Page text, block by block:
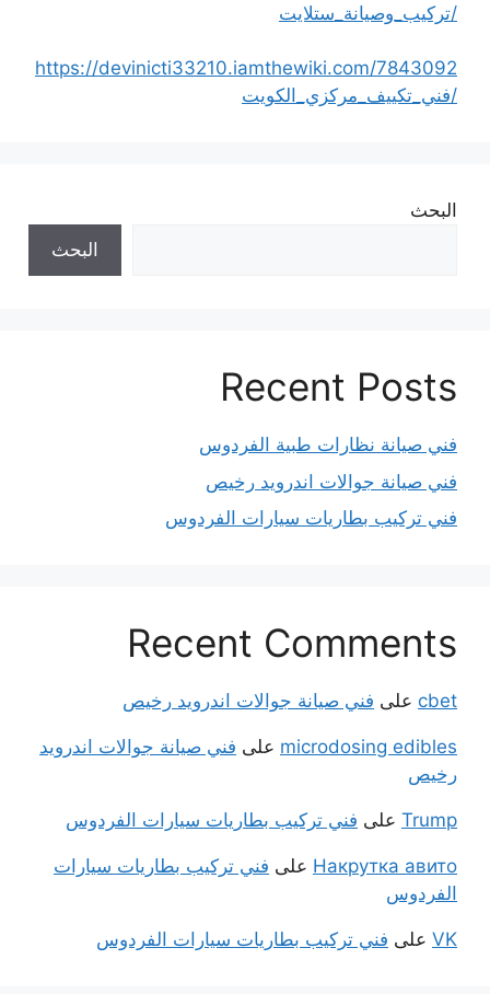
/تركيب_وصيانة_ستلايت
https://devinicti33210.iamthewiki.com/7843092
/فني_تكييف_مركزي_الكويت
البحث
البحث
Recent Posts
فني صيانة نظارات طبية الفردوس
فني صيانة جوالات اندرويد رخيص
فني تركيب بطاريات سيارات الفردوس
Recent Comments
cbet على فني صيانة جوالات اندرويد رخيص
microdosing edibles على فني صيانة جوالات اندرويد
رخيص
Trump على فني تركيب بطاريات سيارات الفردوس
Накрутка авито على فني تركيب بطاريات سيارات
الفردوس
VK على فني تركيب بطاريات سيارات الفردوس